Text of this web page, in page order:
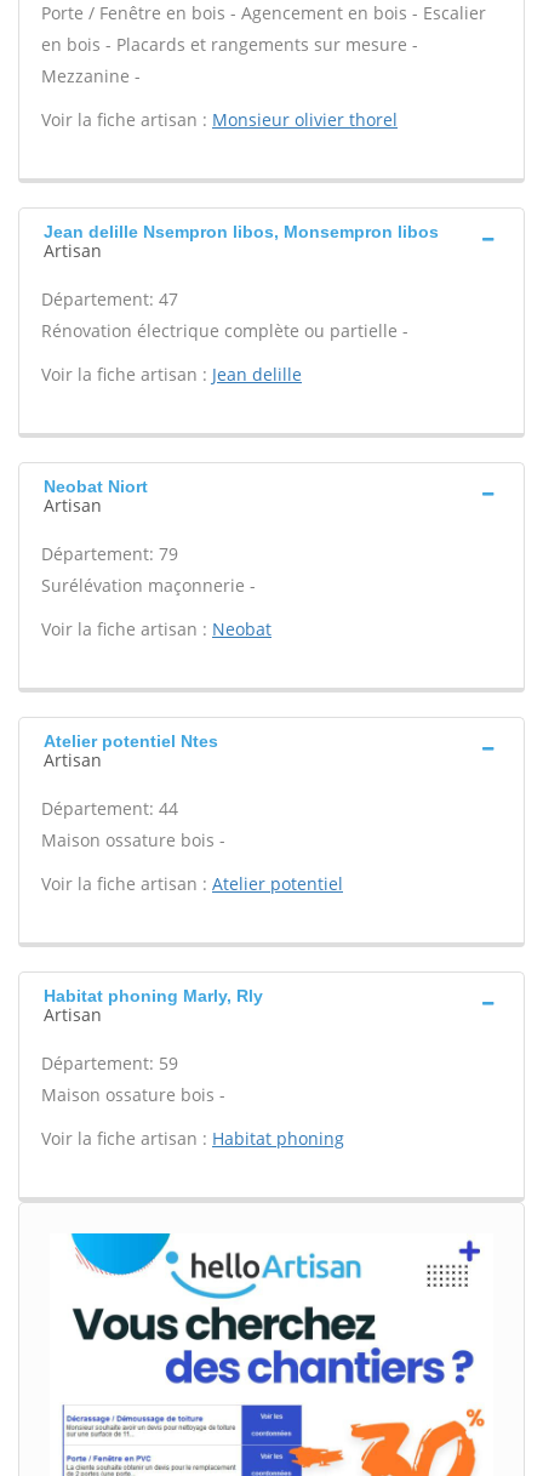
Porte / Fenêtre en bois - Agencement en bois - Escalier
en bois - Placards et rangements sur mesure -
Mezzanine -
Voir la fiche artisan : Monsieur olivier thorel
Jean delille Nsempron libos, Monsempron libos
Artisan
Département: 47
Rénovation électrique complète ou partielle -
Voir la fiche artisan : Jean delille
Neobat Niort
Artisan
Département: 79
Surélévation maçonnerie -
Voir la fiche artisan : Neobat
Atelier potentiel Ntes
Artisan
Département: 44
Maison ossature bois -
Voir la fiche artisan : Atelier potentiel
Habitat phoning Marly, Rly
Artisan
Département: 59
Maison ossature bois -
Voir la fiche artisan : Habitat phoning